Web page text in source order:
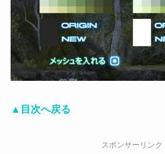
▲目次へ戻る
スポンサーリンク